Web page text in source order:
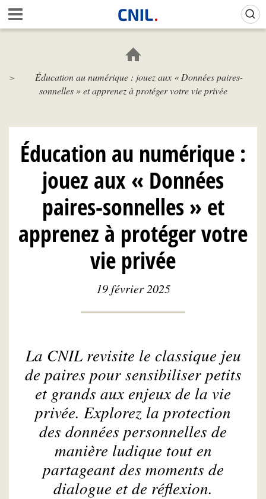
Aller
au
contenu
c
i
l
N
L
Éducation au numérique : jouez aux « Données paires-
sonnelles » et apprenez à protéger votre vie privée
Éducation au numérique :
jouez aux « Données
paires-sonnelles » et
apprenez à protéger votre
vie privée
19 février 2025
La CNIL revisite le classique jeu
de paires pour sensibiliser petits
et grands aux enjeux de la vie
privée. Explorez la protection
des données personnelles de
manière ludique tout en
partageant des moments de
dialogue et de réflexion.
Gestion de vos préférences sur les cookies (témoins de connexion)